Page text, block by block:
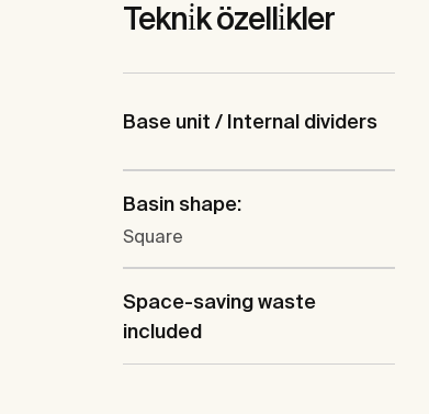
Tekni̇k özelli̇kler
Base unit / Internal dividers
Basin shape:
Square
Space-saving waste
included